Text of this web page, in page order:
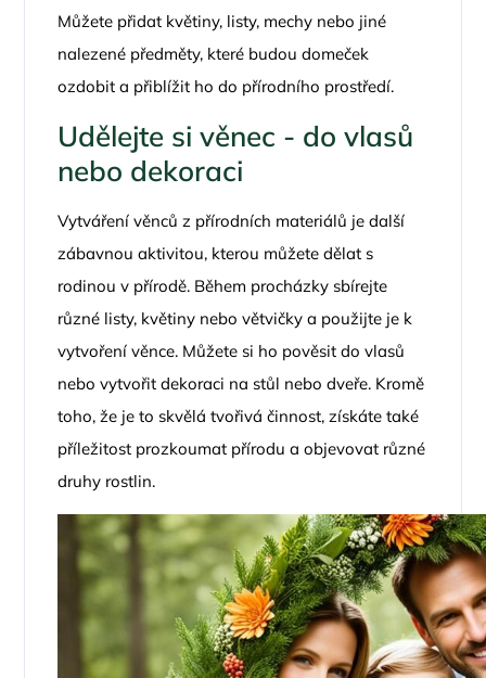
Můžete přidat květiny, listy, mechy nebo jiné
nalezené předměty, které budou domeček
ozdobit a přiblížit ho do přírodního prostředí.
Udělejte si věnec - do vlasů
nebo dekoraci
Vytváření věnců z přírodních materiálů je další
zábavnou aktivitou, kterou můžete dělat s
rodinou v přírodě. Během procházky sbírejte
různé listy, květiny nebo větvičky a použijte je k
vytvoření věnce. Můžete si ho pověsit do vlasů
nebo vytvořit dekoraci na stůl nebo dveře. Kromě
toho, že je to skvělá tvořivá činnost, získáte také
příležitost prozkoumat přírodu a objevovat různé
druhy rostlin.